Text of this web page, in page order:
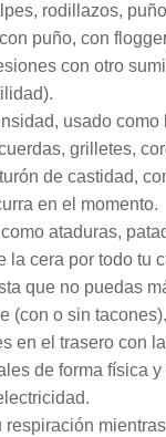
rodillazos,
puño, con
con otro
usado
grilletes,
de castidad,
en el momento.
ataduras,
la cera por todo tu
que no puedas
(con o sin tacones).
en el trasero con
de forma física
respiración